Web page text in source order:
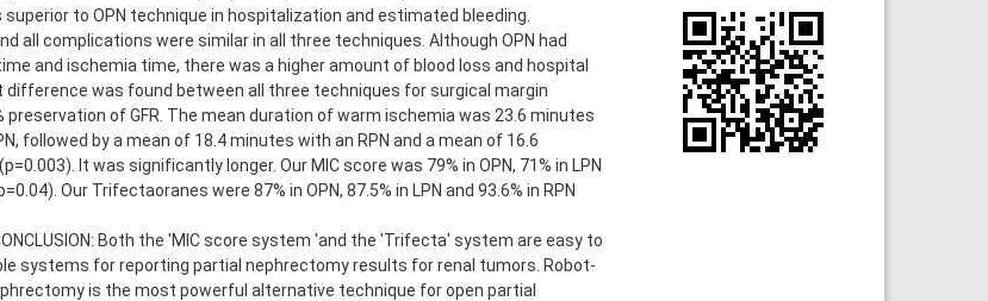
superior to OPN technique in hospitalization and estimated bleeding.
all complications were similar in all three techniques. Although OPN had
and ischemia time, there was a higher amount of blood loss and hospital
difference was found between all three techniques for surgical margin
preservation of GFR. The mean duration of warm ischemia was 23.6 minutes
followed by a mean of 18.4 minutes with an RPN and a mean of 16.6
It was significantly longer. Our MIC score was 79% in OPN, 71% in LPN
Our Trifectaoranes were 87% in OPN, 87.5% in LPN and 93.6% in RPN
CONCLUSION: Both the 'MIC score system 'and the 'Trifecta' system are easy to
systems for reporting partial nephrectomy results for renal tumors. Robot-
is the most powerful alternative technique for open partial